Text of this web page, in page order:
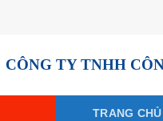
CÔNG TY TNHH
TRANG CHỦ